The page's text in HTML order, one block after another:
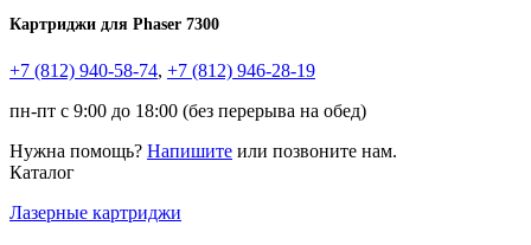
Картриджи для Phaser 7300
+7 (812) 940-58-74, +7 (812) 946-28-19
пн-пт с 9:00 до 18:00 (без перерыва на обед)
Нужна помощь? Напишите или позвоните нам.
Каталог
Лазерные картриджи